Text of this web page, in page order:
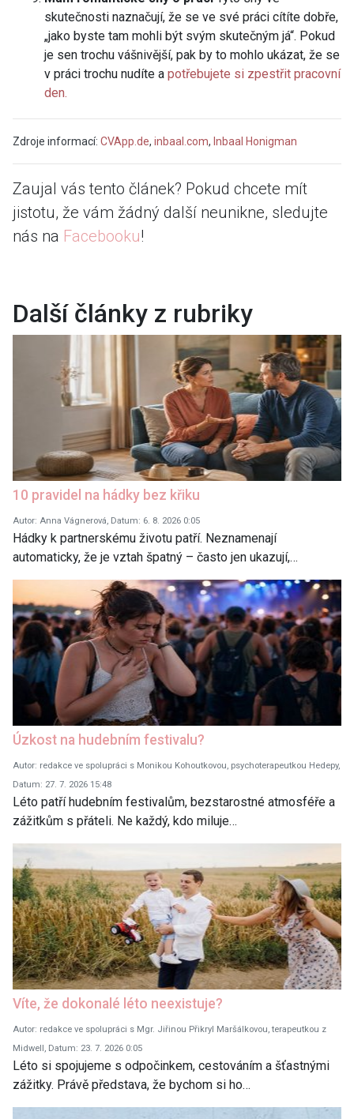
skutečnosti naznačují, že se ve své práci cítíte dobře,
„jako byste tam mohli být svým skutečným já“. Pokud
je sen trochu vášnivější, pak by to mohlo ukázat, že se
v práci trochu nudíte a potřebujete si zpestřit pracovní
den.
Zdroje informací: CVApp.de, inbaal.com, Inbaal Honigman
Zaujal vás tento článek? Pokud chcete mít
jistotu, že vám žádný další neunikne, sledujte
nás na Facebooku!
Další články z rubriky
10 pravidel na hádky bez křiku
Autor: Anna Vágnerová, Datum: 6. 8. 2026 0:05
Hádky k partnerskému životu patří. Neznamenají
automaticky, že je vztah špatný – často jen ukazují,…
Úzkost na hudebním festivalu?
Autor: redakce ve spolupráci s Monikou Kohoutkovou, psychoterapeutkou Hedepy,
Datum: 27. 7. 2026 15:48
Léto patří hudebním festivalům, bezstarostné atmosféře a
zážitkům s přáteli. Ne každý, kdo miluje…
Víte, že dokonalé léto neexistuje?
Autor: redakce ve spolupráci s Mgr. Jiřinou Přikryl Maršálkovou, terapeutkou z
Midwell, Datum: 23. 7. 2026 0:05
Léto si spojujeme s odpočinkem, cestováním a šťastnými
zážitky. Právě představa, že bychom si ho…